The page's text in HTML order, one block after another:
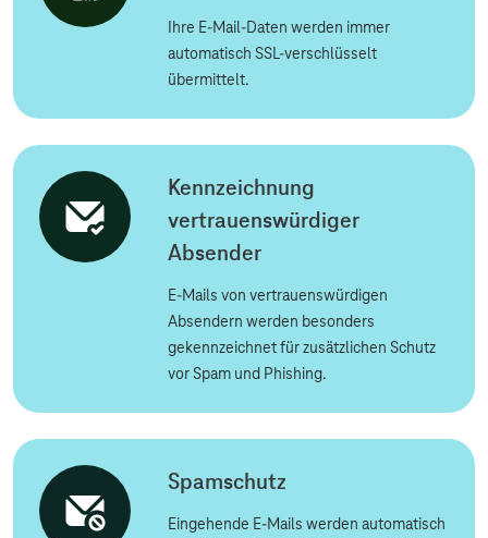
Ihre E-Mail-Daten werden immer
automatisch SSL-verschlüsselt
übermittelt.
Kennzeichnung
vertrauenswürdiger
Absender
E-Mails von vertrauenswürdigen
Absendern werden besonders
gekennzeichnet für zusätzlichen Schutz
vor Spam und Phishing.
Spamschutz
Eingehende E-Mails werden automatisch